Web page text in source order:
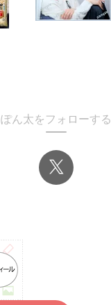
ぽん太をフォローする